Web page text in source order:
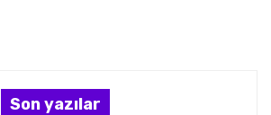
Son yazılar